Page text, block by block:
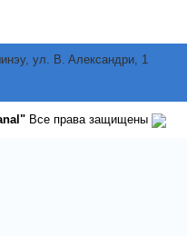
ул. B. Aлександри, 1
Все права защищены